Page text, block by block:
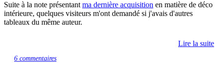
Suite à la note présentantma dernière acquisition en matière de déco
intérieure, quelques visiteurs m'ont demandé si j'avais d'autres
tableaux du même auteur.
Lire la suite
6 commentaires